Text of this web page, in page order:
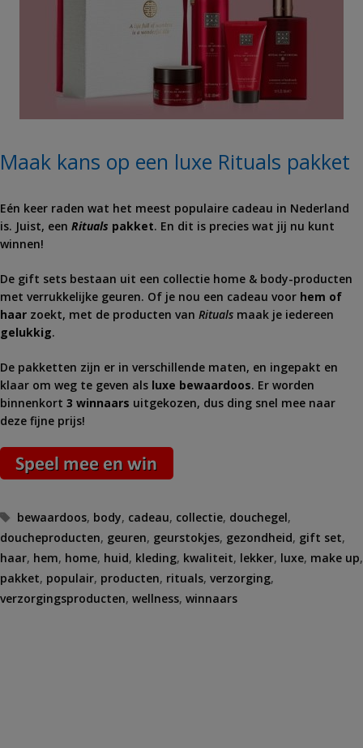
Maak kans op een luxe Rituals pakket
Eén keer raden wat het meest populaire cadeau in Nederland
is. Juist, een Rituals pakket. En dit is precies wat jij nu kunt
winnen!
De gift sets bestaan uit een collectie home & body-producten
met verrukkelijke geuren. Of je nou een cadeau voor hem of
haar zoekt, met de producten van Rituals maak je iedereen
gelukkig.
De pakketten zijn er in verschillende maten, en ingepakt en
klaar om weg te geven als luxe bewaardoos. Er worden
binnenkort 3 winnaars uitgekozen, dus ding snel mee naar
deze fijne prijs!
Tags
bewaardoos, body, cadeau, collectie, douchegel,
doucheproducten, geuren, geurstokjes, gezondheid, gift set,
haar, hem, home, huid, kleding, kwaliteit, lekker, luxe, make up,
pakket, populair, producten, rituals, verzorging,
verzorgingsproducten, wellness, winnaars